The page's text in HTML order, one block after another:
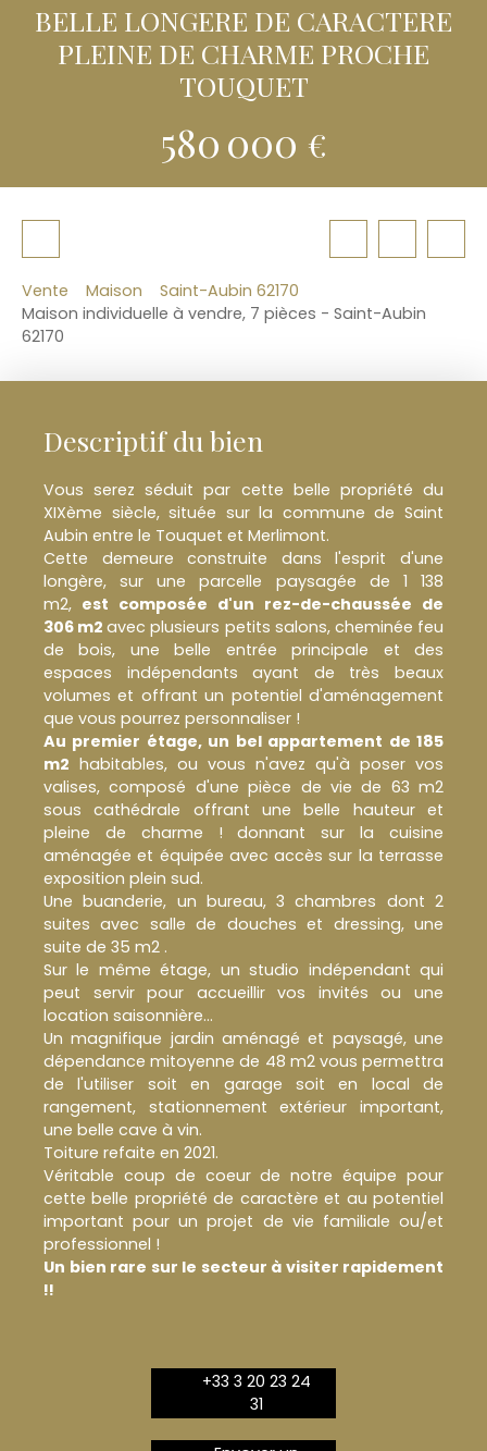
BELLE LONGERE DE CARACTERE
PLEINE DE CHARME PROCHE
TOUQUET
580 000 €
Vente Maison
Saint-Aubin 62170
Maison individuelle à vendre, 7 pièces - Saint-Aubin
62170
Descriptif du bien
Vous serez séduit par cette belle propriété du
XIXème siècle, située sur la commune de Saint
Aubin entre le Touquet et Merlimont.
Cette demeure construite dans l'esprit d'une
longère, sur une parcelle paysagée de 1 138
m2, est composée d'un rez-de-chaussée de
306 m2avec plusieurs petits salons, cheminée feu
de bois, une belle entrée principale et des
espaces indépendants ayant de très beaux
volumes et offrant un potentiel d'aménagement
que vous pourrez personnaliser !
Au premier étage, un bel appartement de 185
m2 habitables, ou vous n'avez qu'à poser vos
valises, composé d'une pièce de vie de 63 m2
sous cathédrale offrant une belle hauteur et
pleine de charme ! donnant sur la cuisine
aménagée et équipée avec accès sur la terrasse
exposition plein sud.
Une buanderie, un bureau, 3 chambres dont 2
suites avec salle de douches et dressing, une
suite de 35 m2 .
Sur le même étage, un studio indépendant qui
peut servir pour accueillir vos invités ou une
location saisonnière...
Un magnifique jardin aménagé et paysagé, une
dépendance mitoyenne de 48 m2 vous permettra
de l'utiliser soit en garage soit en local de
rangement, stationnement extérieur important,
une belle cave à vin.
Toiture refaite en 2021.
Véritable coup de coeur de notre équipe pour
cette belle propriété de caractère et au potentiel
important pour un projet de vie familiale ou/et
professionnel !
Un bien rare sur le secteur à visiter rapidement
!!
+33 3 20 23 24
31